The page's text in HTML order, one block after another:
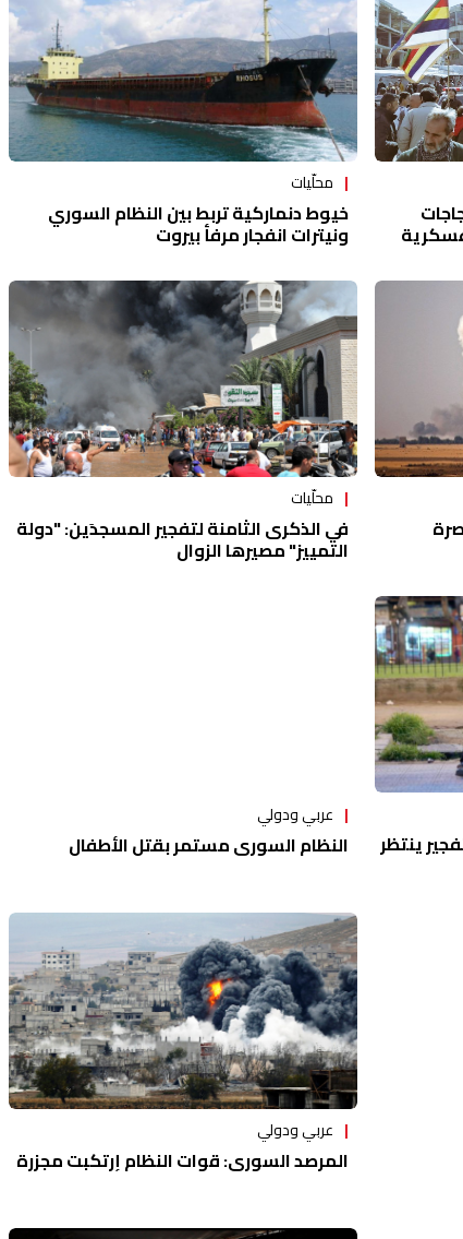
محلّيات
خيوط دنماركية تربط بين النظام السوري
ونيترات انفجار مرفأ بيروت
محلّيات
في الذكرى الثامنة لتفجير المسجدَين: "دولة
التمييز" مصيرها الزوال
ينتظر
عربي ودولي
النظام السوري مستمر بقتل الأطفال
عربي ودولي
المرصد السوري: قوات النظام إرتكبت مجزرة